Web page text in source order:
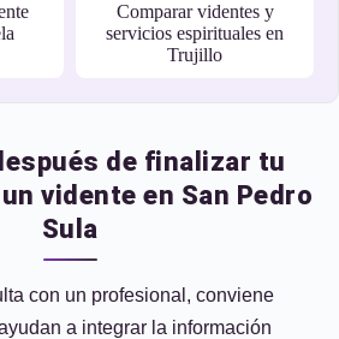
Comparar videntes y
servicios espirituales en
Trujillo
de finalizar tu
vidente en San Pedro
Sula
con un profesional, conviene
a integrar la información